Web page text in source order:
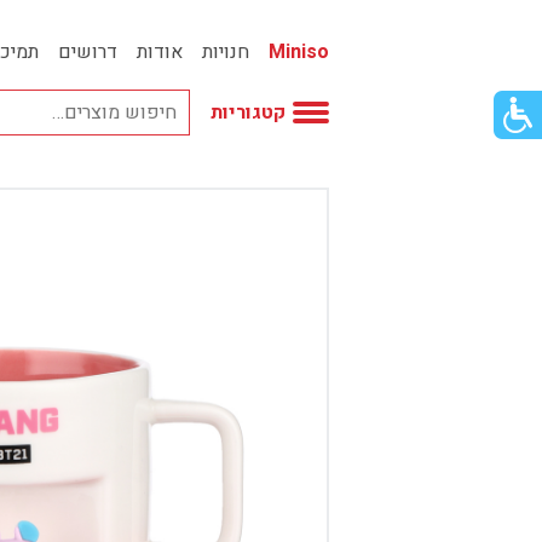
כפתור
לפתיחת
Miniso חנויות אודות דרושים
קטגוריות
בישום ונרות
בקבוקים